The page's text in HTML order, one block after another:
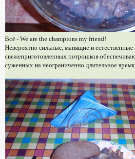
Всё - We are the champions my friend!
Невероятно сильные, манящие и
свежеприготовленных потрошков
суженных на неограниченно длительное